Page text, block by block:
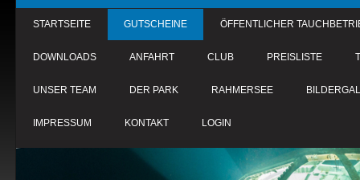
STARTSEITE GUTSCHEINE ÖFFENTLICHER
DOWNLOADS ANFAHRT CLUB PREISLISTE
UNSER TEAM DER PARK RAHMERSEE
IMPRESSUM KONTAKT LOGIN